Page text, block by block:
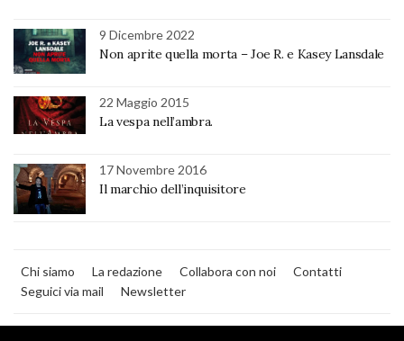
9 Dicembre 2022
Non aprite quella morta – Joe R. e Kasey Lansdale
22 Maggio 2015
La vespa nell’ambra.
17 Novembre 2016
Il marchio dell’inquisitore
Chi siamo La redazione Collabora con noi
Contatti
Seguici via mail
Newsletter